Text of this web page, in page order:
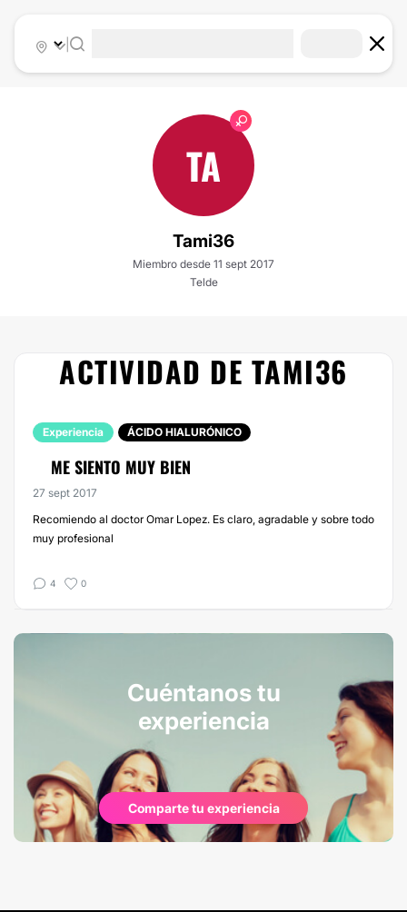
|
TA
Tami36
Miembro desde 11 sept 2017
Telde
ACTIVIDAD DE TAMI36
Experiencia ÁCIDO HIALURÓNICO
ME SIENTO MUY BIEN
27 sept 2017
Recomiendo al doctor Omar Lopez. Es claro, agradable y sobre todo
muy profesional
4 0
Cuéntanos tu
experiencia
Comparte tu experiencia